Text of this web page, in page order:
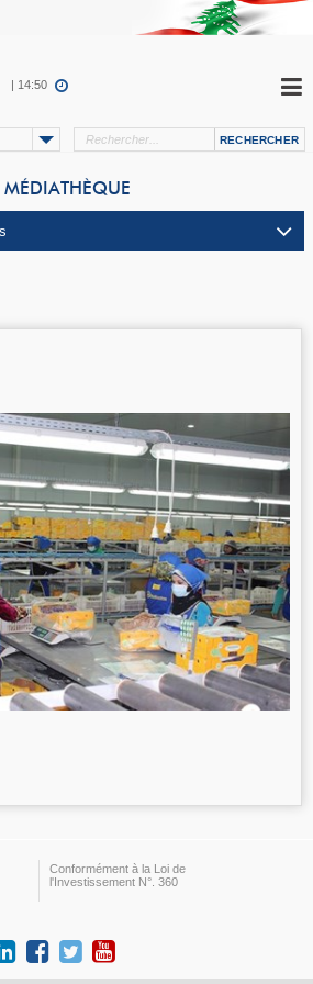
| 14:50
MÉDIATHÈQUE
Conformément à la Loi de
l'Investissement N°. 360